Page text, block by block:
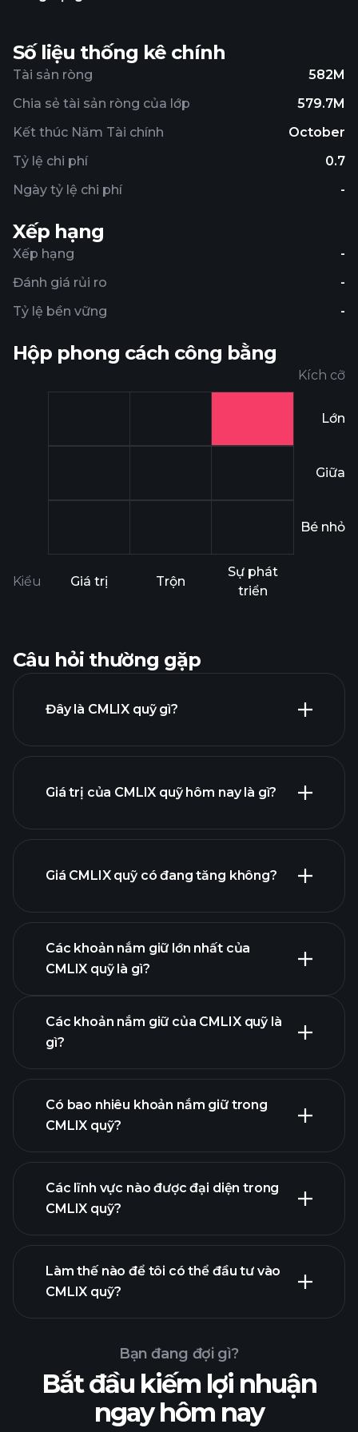
Số liệu thống kê chính
Tài sản ròng
582M
Chia sẻ tài sản ròng của lớp
579.7M
Kết thúc Năm Tài chính
October
Tỷ lệ chi phí
0.7
Ngày tỷ lệ chi phí
-
Xếp hạng
Xếp hạng
-
Đánh giá rủi ro
-
Tỷ lệ bền vững
-
Hộp phong cách công bằng
Kích cỡ
Lớn
Giữa
Bé nhỏ
Kiểu Giá trị Trộn
Sự phát
triển
Câu hỏi thường gặp
Đây là CMLIX quỹ gì?
Giá trị của CMLIX quỹ hôm nay là gì?
cao
Giá CMLIX quỹ có đang tăng không?
Các khoản nắm giữ lớn nhất của
CMLIX quỹ là gì?
Các khoản nắm giữ của CMLIX quỹ là
gì?
Có bao nhiêu khoản nắm giữ trong
CMLIX quỹ?
khoản nắm giữ
Các lĩnh vực nào được đại diện trong
CMLIX quỹ?
Làm thế nào để tôi có thể đầu tư vào
CMLIX quỹ?
Bạn đang đợi gì?
Bắt đầu kiếm lợi nhuận
ngay hôm nay